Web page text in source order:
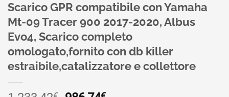
Scarico GPR compatibile con Yamaha
Mt-09 Tracer 900 2017-2020, Albus
Evo4, Scarico completo
omologato,fornito con db killer
estraibile,catalizzatore e collettore